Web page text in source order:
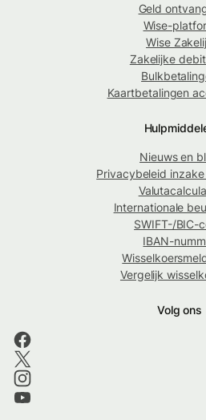
Geld
Wise-
Wise
Zakelijke
Kaartbetalingen
Nieuws en
Privacybeleid
Internationale
SWIFT-/BIC-
IBAN-
Vergelijk
Volg ons